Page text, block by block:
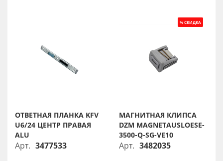
ОТВЕТНАЯ ПЛАНКА KFV
U6/24 ЦЕНТР ПРАВАЯ
ALU
Арт. 3477533
МАГНИТНАЯ КЛИПСА
DZM MAGNETAUSLOESE-
3500-Q-SG-VE10
Арт. 3482035